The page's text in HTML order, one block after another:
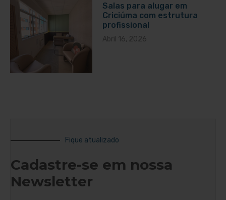
Salas para alugar em
Criciúma com estrutura
profissional
Abril 16, 2026
Fique atualizado
Cadastre-se em nossa
Newsletter